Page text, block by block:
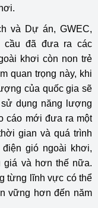
và Dự án, GWEC,
cầu đã đưa ra các
khơi còn non trẻ
quan trọng này, khi
của quốc gia sẽ
dụng năng lượng
cáo mới đưa ra một
gian và quá trình
gió ngoài khơi,
giá và hơn thế nữa.
từng lĩnh vực có thể
vững hơn đến năm